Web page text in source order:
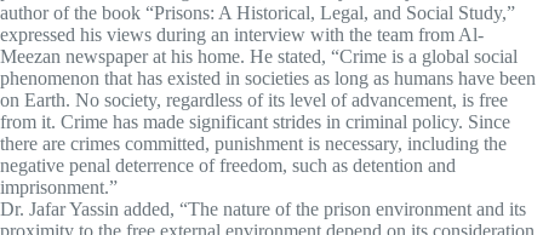
author of the book “Prisons: A Historical, Legal, and Social Study,”
expressed his views during an interview with the team from Al-
Meezan newspaper at his home. He stated, “Crime is a global social
phenomenon that has existed in societies as long as humans have been
on Earth. No society, regardless of its level of advancement, is free
from it. Crime has made significant strides in criminal policy. Since
there are crimes committed, punishment is necessary, including the
negative penal deterrence of freedom, such as detention and
imprisonment.”
Dr. Jafar Yassin added, “The nature of the prison environment and its